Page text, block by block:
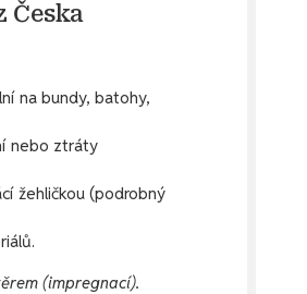
Česka
na bundy, batohy,
nebo ztráty
žehličkou (podrobný
(impregnací).